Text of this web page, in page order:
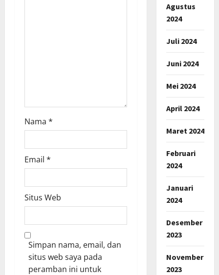
Nama *
Email *
Situs Web
Simpan nama, email, dan
situs web saya pada
peramban ini untuk
Agustus
2024
Juli 2024
Juni 2024
Mei 2024
April 2024
Maret 2024
Februari
2024
Januari
2024
Desember
2023
November
2023